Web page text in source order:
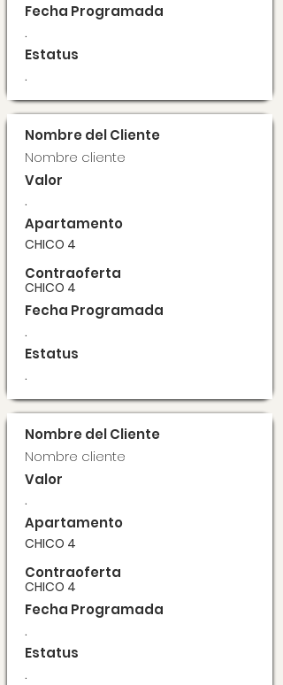
Fecha Programada
.
Estatus
.
Nombre del Cliente
Nombre cliente
Valor
.
Apartamento
CHICO 4
Contraoferta
CHICO 4
Fecha Programada
.
Estatus
.
Nombre del Cliente
Nombre cliente
Valor
.
Apartamento
CHICO 4
Contraoferta
CHICO 4
Fecha Programada
.
Estatus
.